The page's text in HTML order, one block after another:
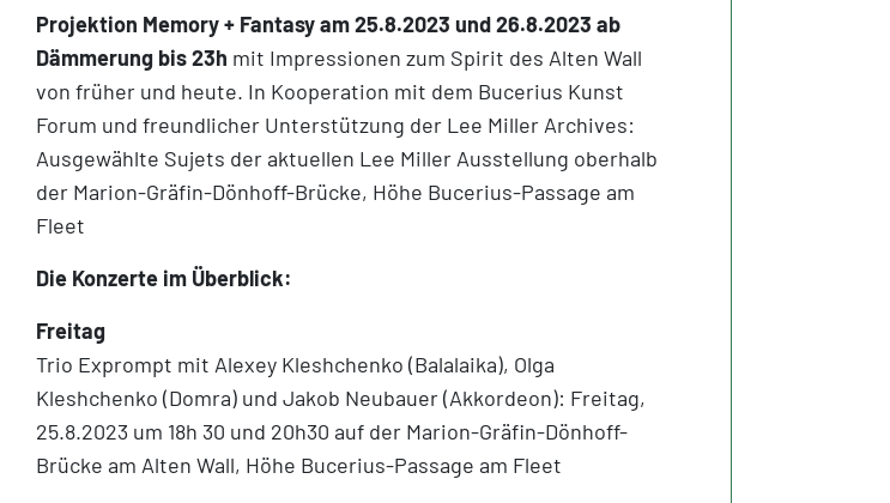
Projektion Memory + Fantasy am 25.8.2023 und 26.8.2023 ab
Dämmerung bis 23h mit Impressionen zum Spirit des Alten Wall
von früher und heute. In Kooperation mit dem Bucerius Kunst
Forum und freundlicher Unterstützung der Lee Miller Archives:
Ausgewählte Sujets der aktuellen Lee Miller Ausstellung oberhalb
der Marion-Gräfin-Dönhoff-Brücke, Höhe Bucerius-Passage am
Fleet
Die Konzerte im Überblick:
Freitag
Trio Exprompt mit Alexey Kleshchenko (Balalaika), Olga
Kleshchenko (Domra) und Jakob Neubauer (Akkordeon): Freitag,
25.8.2023 um 18h 30 und 20h30 auf der Marion-Gräfin-Dönhoff-
Brücke am Alten Wall, Höhe Bucerius-Passage am Fleet